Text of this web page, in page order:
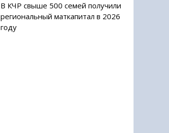
В КЧР свыше 500 семей получили
региональный маткапитал в 2026
году